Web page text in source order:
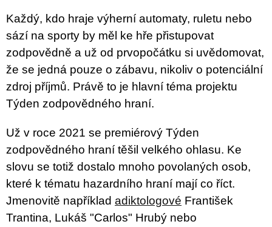
Každý, kdo hraje výherní automaty, ruletu nebo
sází na sporty by měl ke hře přistupovat
zodpovědně a už od prvopočátku si uvědomovat,
že se jedná pouze o zábavu, nikoliv o potenciální
zdroj příjmů. Právě to je hlavní téma projektu
Týden zodpovědného hraní.
Už v roce 2021 se premiérový Týden
zodpovědného hraní těšil velkého ohlasu. Ke
slovu se totiž dostalo mnoho povolaných osob,
které k tématu hazardního hraní mají co říct.
Jmenovitě například adiktologové František
Trantina, Lukáš "Carlos" Hrubý nebo